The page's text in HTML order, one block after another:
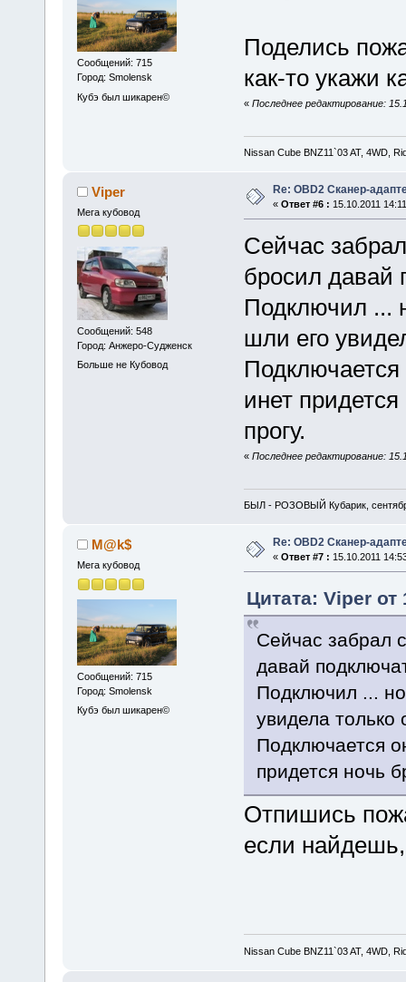
Сообщений: 715
Город: Smolensk
Кубэ был шикарен©
Поделись
как-то укажи
« Последнее редактирование:
Nissan Cube BNZ11`03 AT, 4WD,
Viper
Мега кубовод
Сообщений: 548
Город: Анжеро-Судженск
Больше не Кубовод
Re: OBD2 Сканер-
« Ответ #6 : 15.10.2011
Сейчас
бросил давай
Подключил ...
шли его
инет
прогу.
« Последнее редактирование:
БЫЛ - РОЗОВЫЙ Кубарик,
M@k$
Мега кубовод
Сообщений: 715
Город: Smolensk
Кубэ был шикарен©
Re: OBD2 Сканер-
« Ответ #7 : 15.10.2011
Цитата: Viper от
Сейчас забрал
давай
Подключил ...
увидела только
Подключается
придется ночь
Отпишись
если
Nissan Cube BNZ11`03 AT, 4WD,